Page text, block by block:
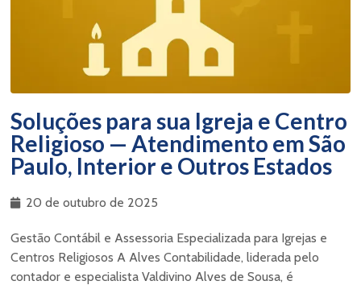
Soluções para sua Igreja e Centro
Religioso — Atendimento em São
Paulo, Interior e Outros Estados
20 de outubro de 2025
Gestão Contábil e Assessoria Especializada para Igrejas e
Centros Religiosos A Alves Contabilidade, liderada pelo
contador e especialista Valdivino Alves de Sousa, é